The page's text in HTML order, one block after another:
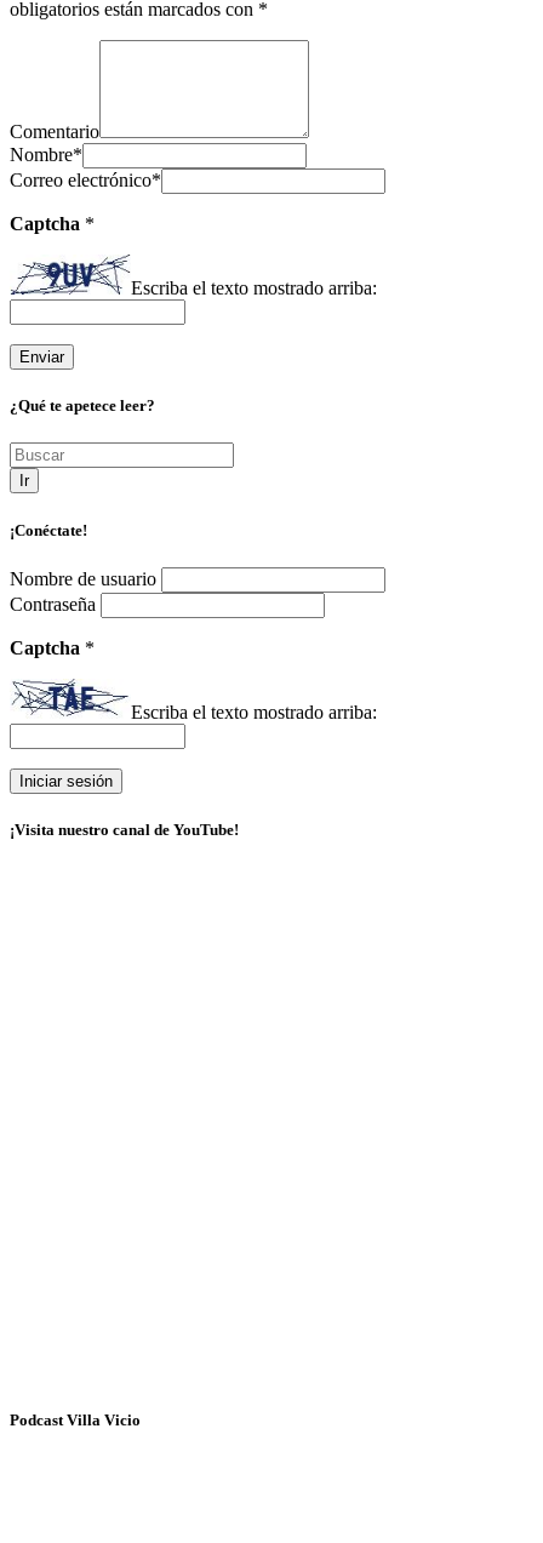
obligatorios están marcados con *
Comentario
Nombre*
Correo electrónico*
Captcha *
Escriba el texto mostrado arriba:
¿Qué te apetece leer?
Ir
¡Conéctate!
Nombre de usuario
Contraseña
Captcha *
Escriba el texto mostrado arriba:
¡Visita nuestro canal de YouTube!
Podcast Villa Vicio